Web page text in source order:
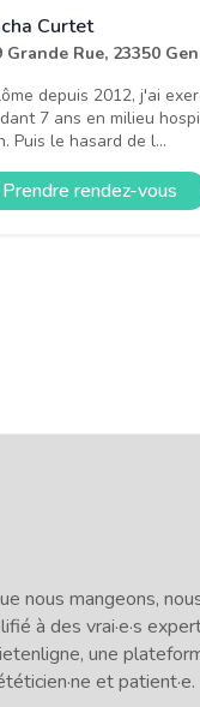
Curtet
Grande Rue, 23350
depuis 2012, j'ai
7 ans en milieu
Puis le hasard de l...
Prendre rendez-vous
nous mangeons,
à des vrai·e·s
une
et patient·e.